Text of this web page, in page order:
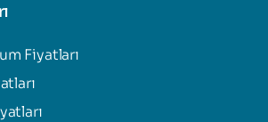
Fiyatları